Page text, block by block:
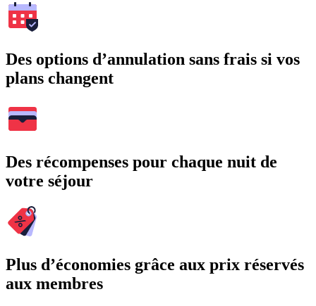
Des options d’annulation sans frais si vos
plans changent
Des récompenses pour chaque nuit de
votre séjour
Plus d’économies grâce aux prix réservés
aux membres